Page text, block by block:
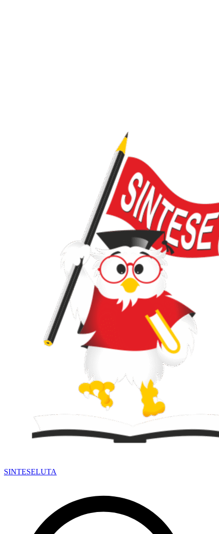
SINTESELUTA